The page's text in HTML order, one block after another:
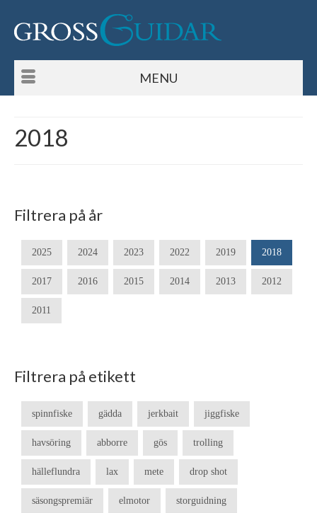
MENU
2018
Filtrera på år
2025 2024 2023 2022 2019 2018
2017 2016 2015 2014 2013 2012
2011
Filtrera på etikett
spinnfiske gädda jerkbait jiggfiske
havsöring abborre gös trolling
hälleflundra lax mete drop shot
säsongspremiär elmotor storguidning